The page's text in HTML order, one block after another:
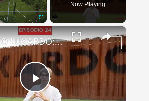
Fullscreen
Now Playing
×
Play
MUSEO LUXARDO: Un Viaggio nel Tempo e nel Gusto